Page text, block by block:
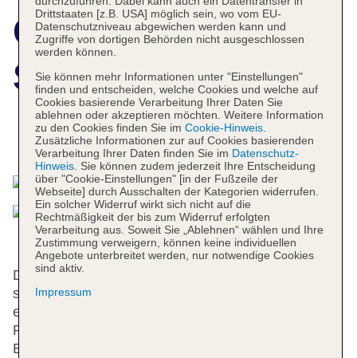
Center Resort &
Spa
Das bietet Ihre Unterkunft
Die 1708 Zimmer und die 500 Apartments verteilen
sich auf 5 Etagen und sind über 2 Aufzüge
erreichbar. Das freundliche Personal an der
Rezeption ist gerne bei allen Fragen behilflich. Zur
Einrichtung gehören eine Gepäckaufbewahrung, ein
Drittstaaten [z.B. USA] möglich sein, wo vom EU-
Datenschutzniveau abgewichen werden kann und
Zugriffe von dortigen Behörden nicht ausgeschlossen
werden können.
Sie können mehr Informationen unter "Einstellungen"
finden und entscheiden, welche Cookies und welche auf
Cookies basierende Verarbeitung Ihrer Daten Sie
ablehnen oder akzeptieren möchten. Weitere Information
zu den Cookies finden Sie im Cookie-Hinweis.
Zusätzliche Informationen zur auf Cookies basierenden
Verarbeitung Ihrer Daten finden Sie im Datenschutz-
Hinweis. Sie können zudem jederzeit Ihre Entscheidung
über "Cookie-Einstellungen" [in der Fußzeile der
Webseite] durch Ausschalten der Kategorien widerrufen.
Ein solcher Widerruf wirkt sich nicht auf die
Rechtmäßigkeit der bis zum Widerruf erfolgten
Verarbeitung aus. Soweit Sie „Ablehnen“ wählen und Ihre
Zustimmung verweigern, können keine individuellen
Angebote unterbreitet werden, nur notwendige Cookies
sind aktiv.
Impressum